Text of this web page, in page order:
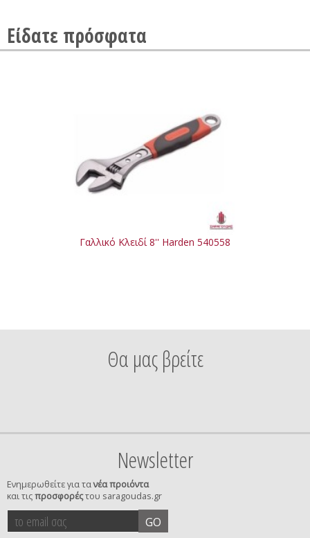
Είδατε πρόσφατα
Γαλλικό Κλειδί 8'' Harden 540558
Θα μας βρείτε
Newsletter
Ενημερωθείτε για τανέα προιόντα
και τιςπροσφορέςτου saragoudas.gr
το
email
GO